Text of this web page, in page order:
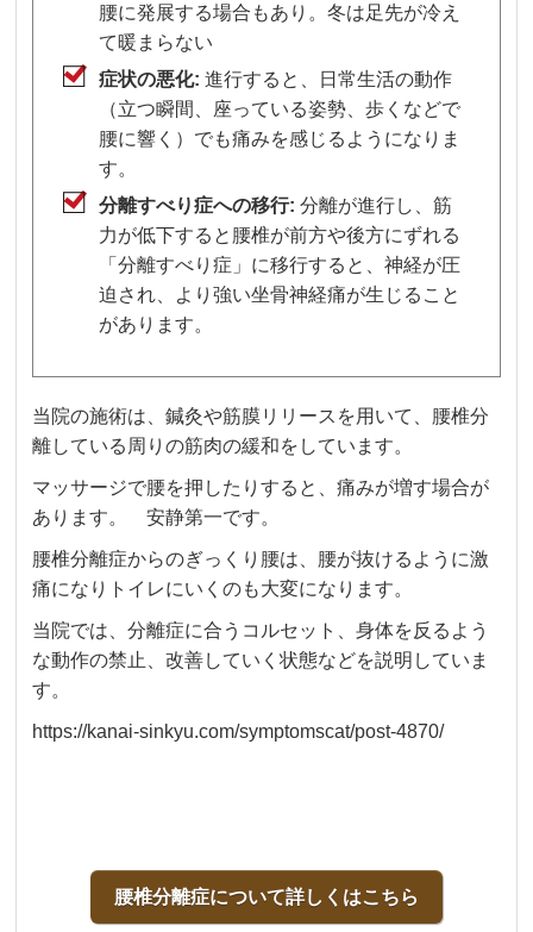
腰に発展する場合もあり。冬は足先が冷え
て暖まらない
症状の悪化: 進行すると、日常生活の動作
（立つ瞬間、座っている姿勢、歩くなどで
腰に響く）でも痛みを感じるようになりま
す。
分離すべり症への移行: 分離が進行し、筋
力が低下すると腰椎が前方や後方にずれる
「分離すべり症」に移行すると、神経が圧
迫され、より強い坐骨神経痛が生じること
があります。
当院の施術は、鍼灸や筋膜リリースを用いて、腰椎分
離している周りの筋肉の緩和をしています。
マッサージで腰を押したりすると、痛みが増す場合が
あります。 安静第一です。
腰椎分離症からのぎっくり腰は、腰が抜けるように激
痛になりトイレにいくのも大変になります。
当院では、分離症に合うコルセット、身体を反るよう
な動作の禁止、改善していく状態などを説明していま
す。
https://kanai-sinkyu.com/symptomscat/post-4870/
腰椎分離症について詳しくはこちら